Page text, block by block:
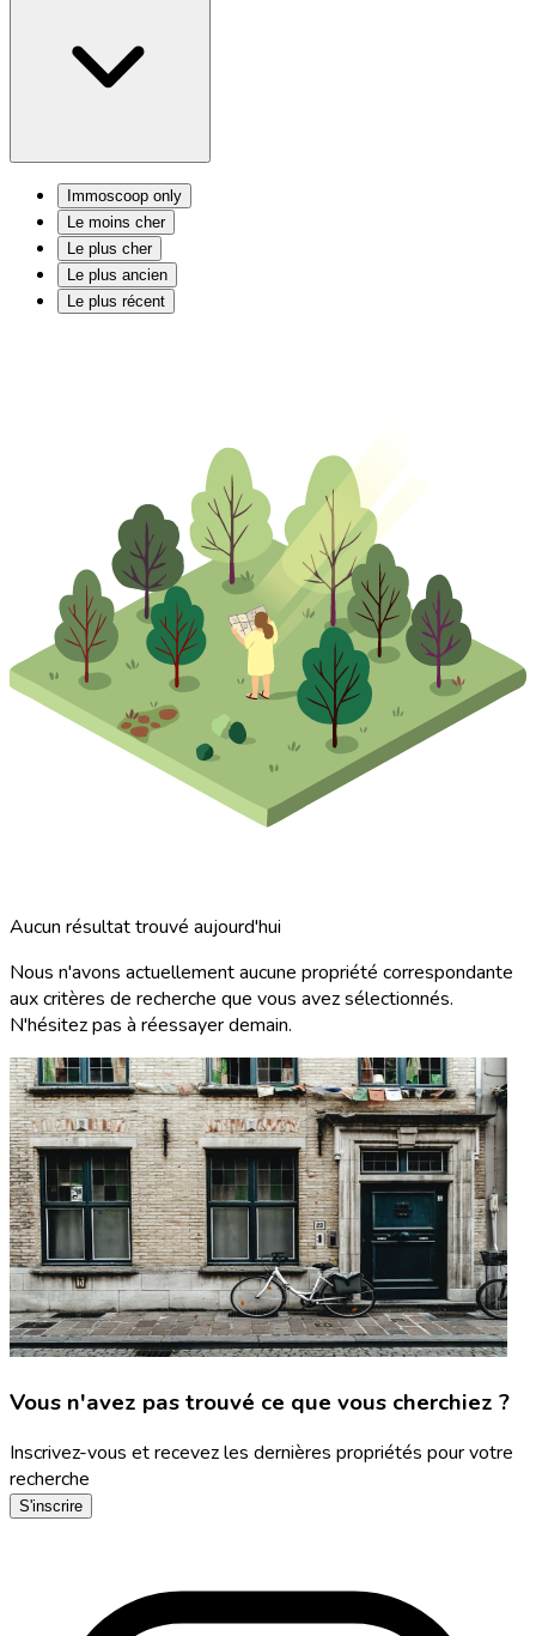
Immoscoop only
Le moins cher
Le plus cher
Le plus ancien
Le plus récent
Aucun résultat trouvé aujourd'hui
Nous n'avons actuellement aucune propriété correspondante
aux critères de recherche que vous avez sélectionnés.
N'hésitez pas à réessayer demain.
Vous n'avez pas trouvé ce que vous cherchiez ?
Inscrivez-vous et recevez les dernières propriétés pour votre
recherche
S'inscrire